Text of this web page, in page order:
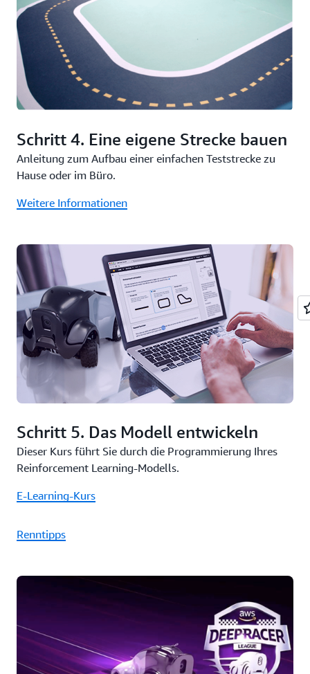
Schritt 4. Eine eigene Strecke bauen
Anleitung zum Aufbau einer einfachen Teststrecke zu
Hause oder im Büro.
Weitere Informationen
Schritt 5. Das Modell entwickeln
Dieser Kurs führt Sie durch die Programmierung Ihres
Reinforcement Learning-Modells.
E-Learning-Kurs
Renntipps